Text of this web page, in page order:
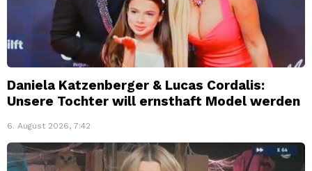
Daniela Katzenberger & Lucas Cordalis:
Unsere Tochter will ernsthaft Model werden
6. August 2026, 7:42